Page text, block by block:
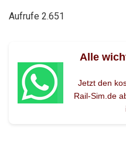
Aufrufe 2.651
Alle
Jetzt den
Rail-Sim.de